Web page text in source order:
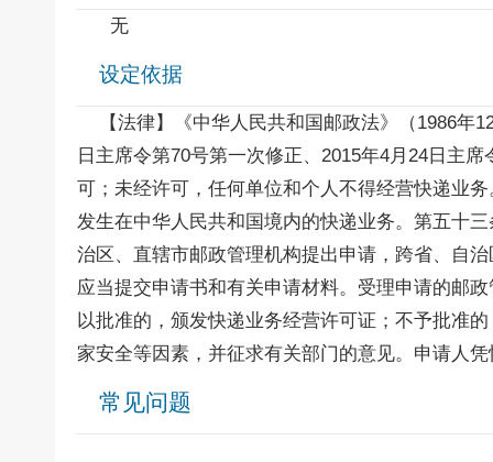
无
设定依据
【法律】《中华人民共和国邮政法》（1986年
日主席令第70号第一次修正、2015年4月24日主
可；未经许可，任何单位和个人不得经营快递业
发生在中华人民共和国境内的快递业务。第五十
治区、直辖市邮政管理机构提出申请，跨省、自
应当提交申请书和有关申请材料。受理申请的邮
以批准的，颁发快递业务经营许可证；不予批准
家安全等因素，并征求有关部门的意见。申请人
常见问题